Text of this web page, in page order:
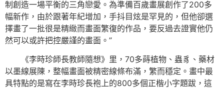
制創造一場平衡的三角戀愛。為準備百歲畫展創作了200多
幅新作，由於跟著年紀增加，手抖目炫是罕見的，但他卻選
擇畫了一批很是精緻而畫面繁復的作品，要反過去證實他仍
然可以或許把控嚴謹的畫面。”
《李時珍師長教師隨想》里，70多蒔植物、蟲豸、藥材
以墨線展陳，整幅畫面被精密線條布滿，繁而穩定。畫中最
具特點的是寫在李時珍長袍上的800多個正楷小字題跋，這